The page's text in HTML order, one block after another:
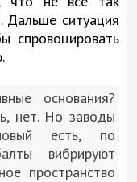
Дальше ситуация
спровоцировать
основания?
нет. Но заводы
есть, по
вибрируют
пространство